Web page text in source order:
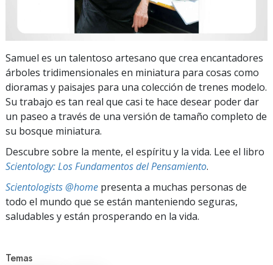
Samuel es un talentoso artesano que crea encantadores
árboles tridimensionales en miniatura para cosas como
dioramas y paisajes para una colección de trenes modelo.
Su trabajo es tan real que casi te hace desear poder dar
un paseo a través de una versión de tamaño completo de
su bosque miniatura.
Descubre sobre la mente, el espíritu y la vida. Lee el libro
Scientology: Los Fundamentos del Pensamiento.
Scientologists @home presenta a muchas personas de
todo el mundo que se están manteniendo seguras,
saludables y están prosperando en la vida.
Temas